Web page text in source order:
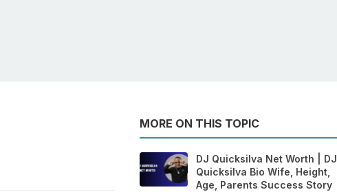
MORE ON THIS TOPIC
DJ Quicksilva Net Worth | DJ
Quicksilva Bio Wife, Height,
Age, Parents Success Story